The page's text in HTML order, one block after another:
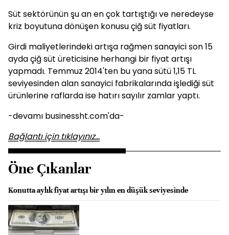
Süt sektörünün şu an en çok tartıştığı ve neredeyse
kriz boyutuna dönüşen konusu çiğ süt fiyatları.
Girdi maliyetlerindeki artışa rağmen sanayici son 15
ayda çiğ süt üreticisine herhangi bir fiyat artışı
yapmadı. Temmuz 2014'ten bu yana sütü 1,15 TL
seviyesinden alan sanayici fabrikalarında işlediği süt
ürünlerine raflarda ise hatırı sayılır zamlar yaptı.
-devamı businessht.com'da-
Bağlantı için tıklayınız...
Öne Çıkanlar
Konutta aylık fiyat artışı bir yılın en düşük seviyesinde